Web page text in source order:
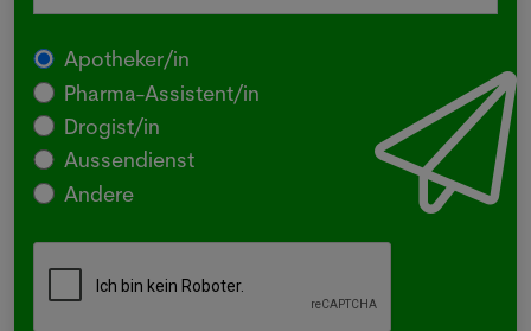
Apotheker/in
Pharma-Assistent/in
Drogist/in
Aussendienst
Andere